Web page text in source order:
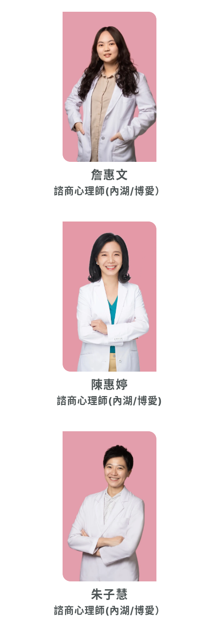
詹惠文
諮商心理師(內湖/博愛）
陳惠婷
諮商心理師(內湖/博愛)
朱子慧
諮商心理師(內湖/博愛）